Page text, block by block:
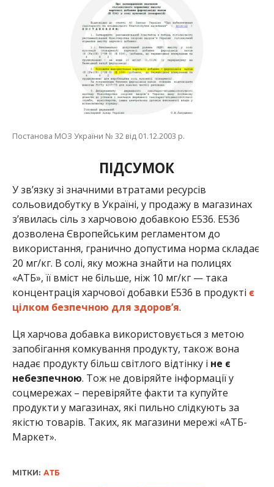
Постанова МОЗ України № 32 від 01.12.2003 р.
ПІДСУМОК
У зв’язку зі значними втратами ресурсів
сольовидобутку в Україні, у продажу в магазинах
з’явилась сіль з харчовою добавкою Е536. Е536
дозволена Європейським регламентом до
використання, гранично допустима норма складає
20 мг/кг. В солі, яку можна знайти на полицях
«АТБ», її вміст не більше, ніж 10 мг/кг — така
концентрація харчової добавки Е536 в продукті є
цілком безпечною для здоров’я.
Ця харчова добавка використовується з метою
запобігання комкування продукту, також вона
надає продукту більш світлого відтінку і не є
небезпечною. Тож не довіряйте інформації у
соцмережах – перевіряйте факти та купуйте
продукти у магазинах, які пильно слідкують за
якістю товарів. Таких, як магазини мережі «АТБ-
Маркет».
МІТКИ: АТБ